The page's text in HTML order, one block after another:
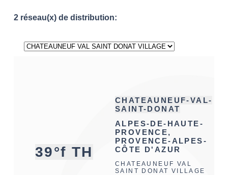
2 réseau(x) de distribution:
39°f TH
CHATEAUNEUF-VAL-
SAINT-DONAT
ALPES-DE-HAUTE-
PROVENCE,
PROVENCE-ALPES-
CÔTE D'AZUR
CHATEAUNEUF VAL
SAINT DONAT VILLAGE